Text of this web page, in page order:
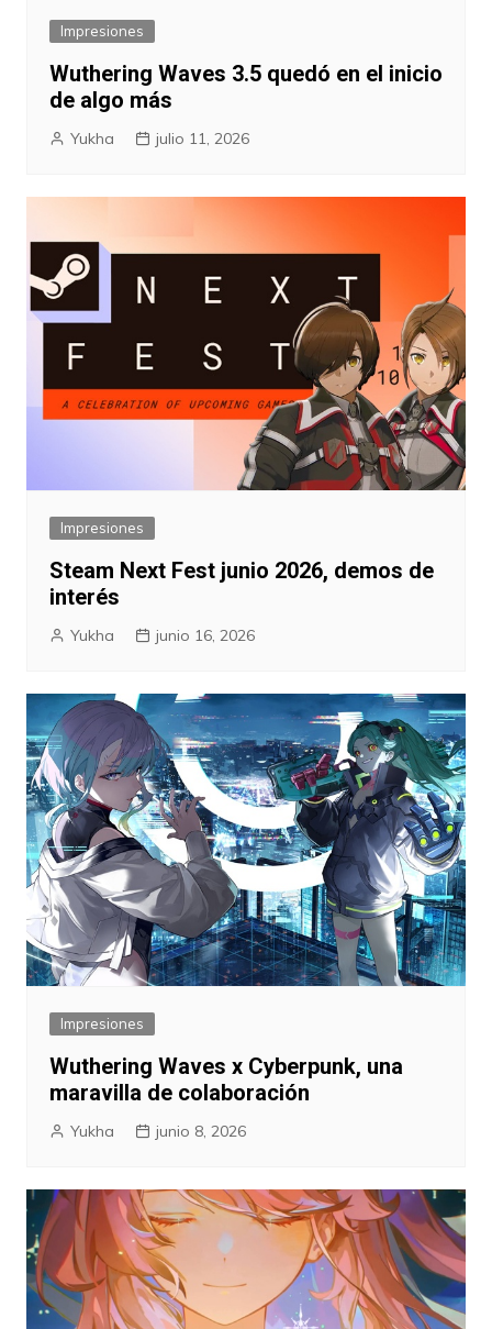
Impresiones
Wuthering Waves 3.5 quedó en el inicio
de algo más
Yukha julio 11, 2026
Impresiones
Steam Next Fest junio 2026, demos de
interés
Yukha junio 16, 2026
Impresiones
Wuthering Waves x Cyberpunk, una
maravilla de colaboración
Yukha junio 8, 2026